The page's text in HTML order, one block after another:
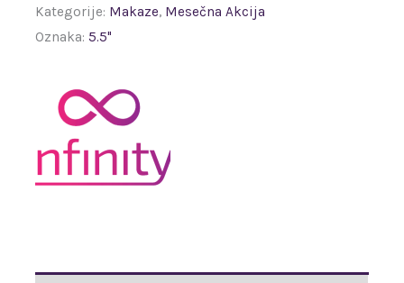
Kategorije: Makaze, Mesečna Akcija
Oznaka:5.5"